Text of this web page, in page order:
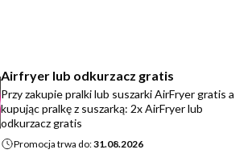
Airfryer lub odkurzacz gratis
Przy zakupie pralki lub suszarki AirFryer gratis a
kupując pralkę z suszarką: 2x AirFryer lub
odkurzacz gratis
Promocja trwa do:31.08.2026